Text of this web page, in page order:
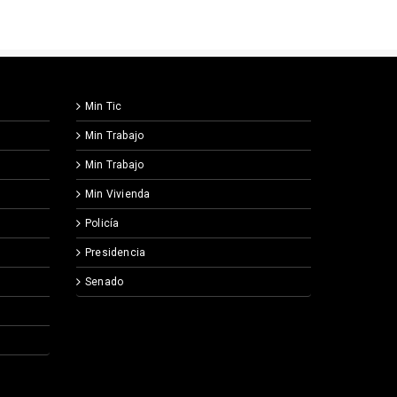
Min Tic
Min Trabajo
Min Trabajo
Min Vivienda
Policía
Presidencia
Senado